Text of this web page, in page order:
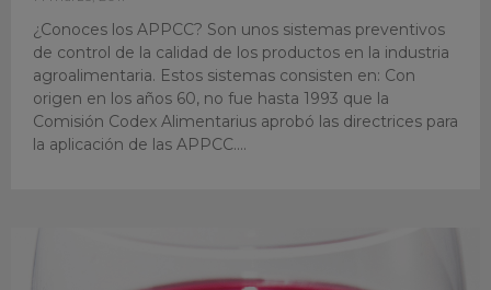
¿Conoces los APPCC? Son unos sistemas preventivos
de control de la calidad de los productos en la industria
agroalimentaria. Estos sistemas consisten en: Con
origen en los años 60, no fue hasta 1993 que la
Comisión Codex Alimentarius aprobó las directrices para
la aplicación de las APPCC.